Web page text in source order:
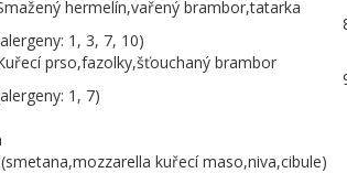
hermelín,vařený brambor,tatarka
1, 3, 7, 10)
prso,fazolky,šťouchaný brambor
1, 7)
kuřecí maso,niva,cibule)